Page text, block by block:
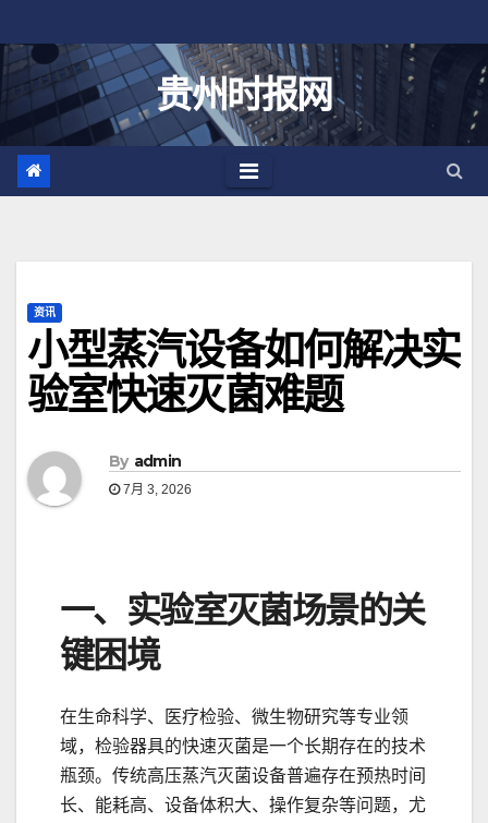
至
贵州时报网
资讯
小型蒸汽设备如何解决实
验室快速灭菌难题
By admin
7月 3, 2026
一、实验室灭菌场景的关
键困境
在生命科学、医疗检验、微生物研究等专业领
域，检验器具的快速灭菌是一个长期存在的技术
瓶颈。传统高压蒸汽灭菌设备普遍存在预热时间
长、能耗高、设备体积大、操作复杂等问题，尤